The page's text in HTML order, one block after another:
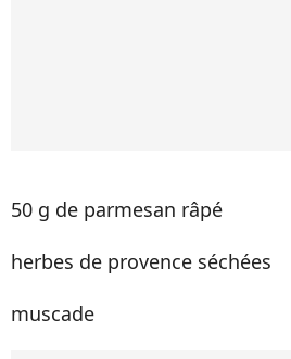
50 g de parmesan râpé
herbes de provence séchées
muscade